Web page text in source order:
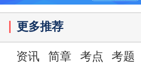
更多推荐
资讯 简章 考点 考题